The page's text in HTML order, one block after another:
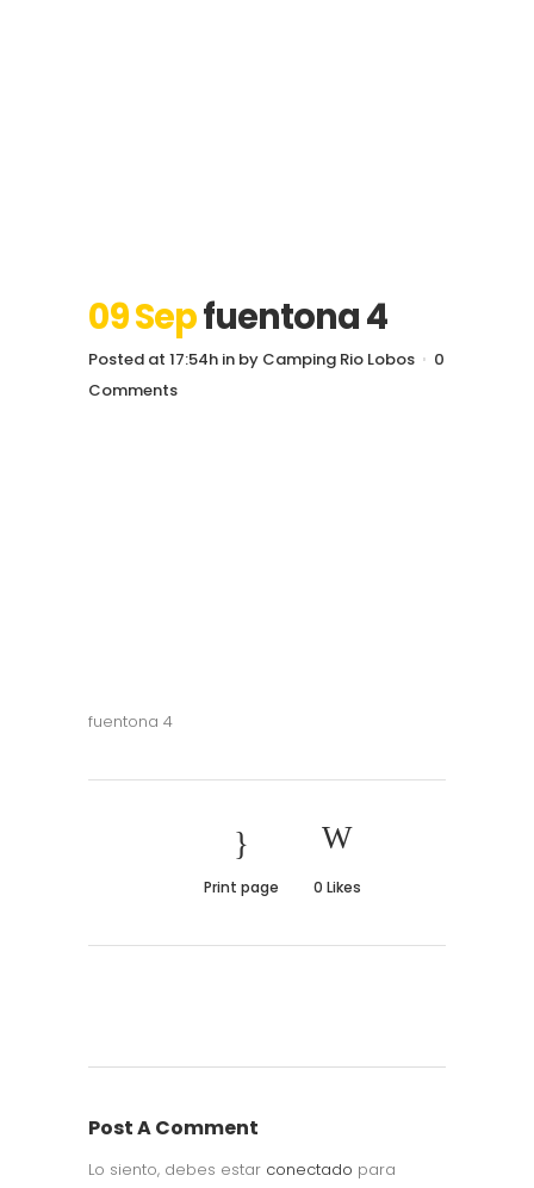
09 Sepfuentona 4
Posted at 17:54h in by Camping Rio Lobos
0
Comments
fuentona 4
Print page 0 Likes
Post A Comment
Lo siento, debes estar conectado para